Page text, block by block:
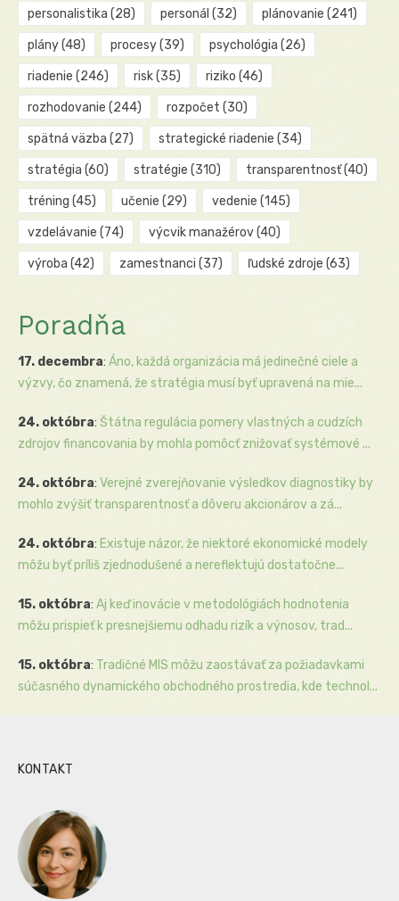
personalistika (28) personál (32) plánovanie (241)
plány(48) procesy(39) psychológia (26)
riadenie (246) risk(35) riziko (46)
rozhodovanie (244) rozpočet (30)
spätná väzba (27) strategické riadenie (34)
stratégia (60) stratégie (310) transparentnosť(40)
tréning (45) učenie (29) vedenie (145)
vzdelávanie (74) výcvik manažérov(40)
výroba (42) zamestnanci (37) ľudské zdroje (63)
Poradňa
17. decembra: Áno, každá organizácia má jedinečné ciele a
výzvy, čo znamená, že stratégia musí byť upravená na mie...
24. októbra: Štátna regulácia pomery vlastných a cudzích
zdrojov financovania by mohla pomôcť znižovať systémové ...
24. októbra: Verejné zverejňovanie výsledkov diagnostiky by
mohlo zvýšiť transparentnosť a dôveru akcionárov a zá...
24. októbra: Existuje názor, že niektoré ekonomické modely
môžu byť príliš zjednodušené a nereflektujú dostatočne...
15. októbra: Aj keď inovácie v metodológiách hodnotenia
môžu prispieť k presnejšiemu odhadu rizík a výnosov, trad...
15. októbra: Tradičné MIS môžu zaostávať za požiadavkami
súčasného dynamického obchodného prostredia, kde technol...
KONTAKT